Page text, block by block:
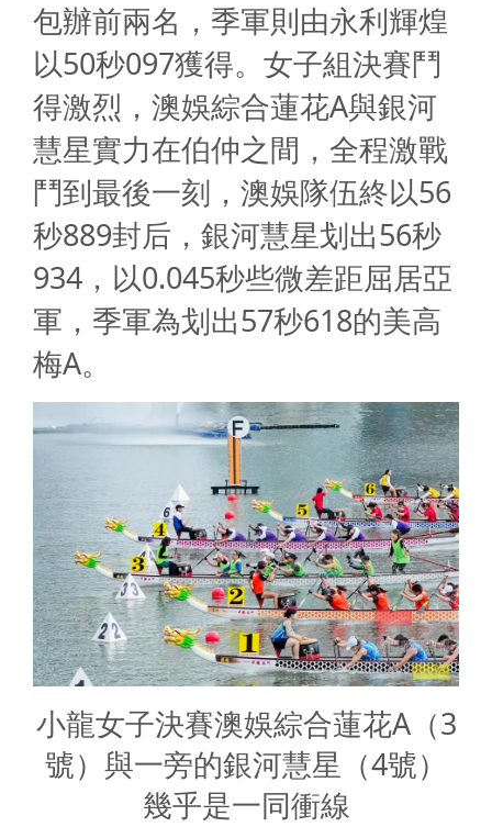
包辦前兩名，季軍則由永利輝煌
以50秒097獲得。女子組決賽鬥
得激烈，澳娛綜合蓮花A與銀河
慧星實力在伯仲之間，全程激戰
鬥到最後一刻，澳娛隊伍終以56
秒889封后，銀河慧星划出56秒
934 ，以0.045秒些微差距屈居亞
軍，季軍為划出57秒618的美高
梅A。
小龍女子決賽澳娛綜合蓮花A（3
號）與一旁的銀河慧星（4號）
幾乎是一同衝線